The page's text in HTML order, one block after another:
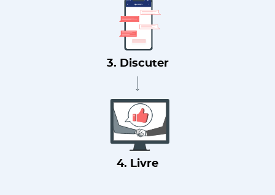
3. Discuter
4. Livre